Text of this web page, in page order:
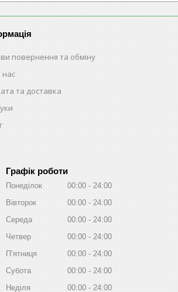
повернення та обміну
нас
та доставка
Графік роботи
Понеділок 00:00
24:00
Вівторок
00:00
24:00
Середа
00:00
24:00
Четвер
00:00
24:00
Пʼятниця
00:00
24:00
Субота
00:00
24:00
Неділя
00:00 24:00